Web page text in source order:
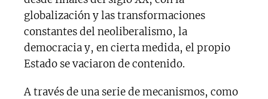
globalización y las transformaciones
constantes del neoliberalismo, la
democracia y, en cierta medida, el propio
Estado se vaciaron de contenido.
A través de una serie de mecanismos, como